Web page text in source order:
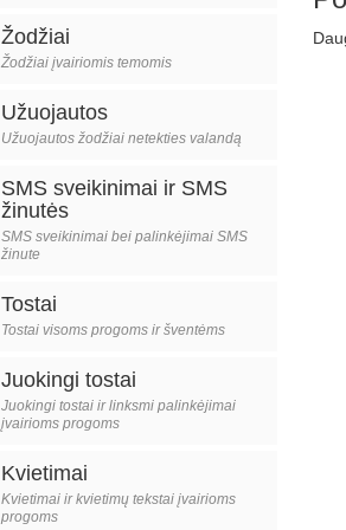
Žodžiai
Žodžiai įvairiomis temomis
Užuojautos
Užuojautos žodžiai netekties valandą
SMS sveikinimai ir SMS
žinutės
SMS sveikinimai bei palinkėjimai SMS
žinute
Tostai
Tostai visoms progoms ir šventėms
Juokingi tostai
Juokingi tostai ir linksmi palinkėjimai
įvairioms progoms
Kvietimai
Kvietimai ir kvietimų tekstai įvairioms
progoms